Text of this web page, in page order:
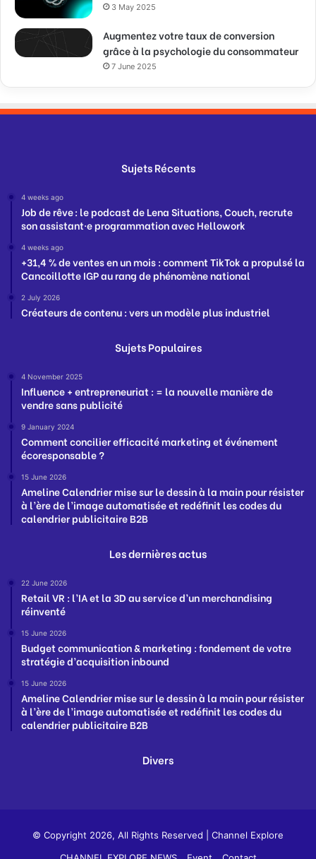
3 May 2025
Augmentez votre taux de conversion
grâce à la psychologie du consommateur
7 June 2025
Sujets Récents
4 weeks ago
Job de rêve : le podcast de Lena Situations, Couch, recrute
son assistant·e programmation avec Hellowork
4 weeks ago
+31,4 % de ventes en un mois : comment TikTok a propulsé la
Cancoillotte IGP au rang de phénomène national
2 July 2026
Créateurs de contenu : vers un modèle plus industriel
Sujets Populaires
4 November 2025
Influence + entrepreneuriat : = la nouvelle manière de
vendre sans publicité
9 January 2024
Comment concilier efficacité marketing et événement
écoresponsable ?
15 June 2026
Ameline Calendrier mise sur le dessin à la main pour résister
à l’ère de l’image automatisée et redéfinit les codes du
calendrier publicitaire B2B
Les dernières actus
22 June 2026
Retail VR : l’IA et la 3D au service d’un merchandising
réinventé
15 June 2026
Budget communication & marketing : fondement de votre
stratégie d’acquisition inbound
15 June 2026
Ameline Calendrier mise sur le dessin à la main pour résister
à l’ère de l’image automatisée et redéfinit les codes du
calendrier publicitaire B2B
Divers
© Copyright 2026, All Rights Reserved | Channel Explore